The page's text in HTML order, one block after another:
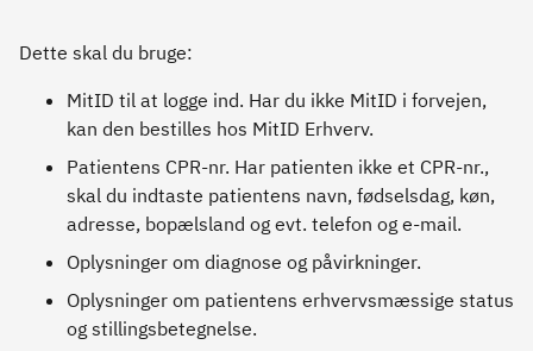
Dette skal du bruge:
MitID til at logge ind. Har du ikke MitID i forvejen,
kan den bestilles hos MitID Erhverv.
Patientens CPR-nr. Har patienten ikke et CPR-nr.,
skal du indtaste patientens navn, fødselsdag, køn,
adresse, bopælsland og evt. telefon og e-mail.
Oplysninger om diagnose og påvirkninger.
Oplysninger om patientens erhvervsmæssige status
og stillingsbetegnelse.